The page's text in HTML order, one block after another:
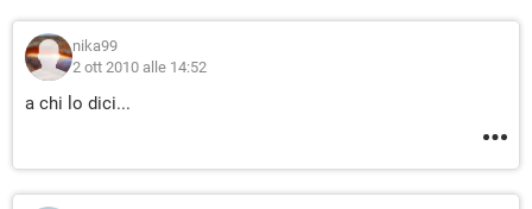
nika99
2 ott 2010 alle 14:52
a chi lo dici...